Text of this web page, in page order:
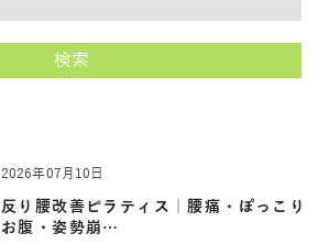
検索
2026年07月10日
反り腰改善ピラティス｜腰痛・ぽっこり
お腹・姿勢崩…